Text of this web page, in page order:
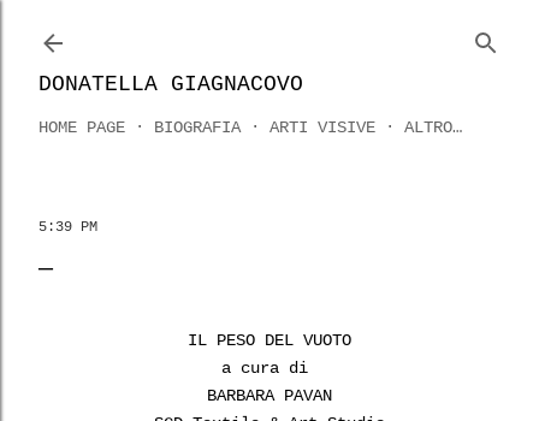
Passa ai contenuti principali
DONATELLA GIAGNACOVO
HOME PAGE BIOGRAFIA ARTI VISIVE ALTRO…
5:39 PM
IL PESO DEL VUOTO
a cura di
BARBARA PAVAN